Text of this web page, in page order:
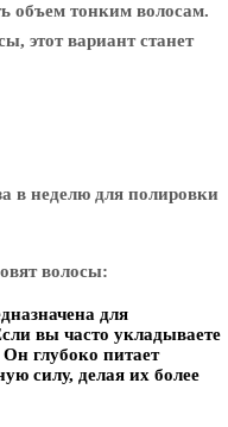
объем тонким волосам.
этот вариант станет
в неделю для полировки
волосы:
для
вы часто укладываете
глубоко питает
силу, делая их более